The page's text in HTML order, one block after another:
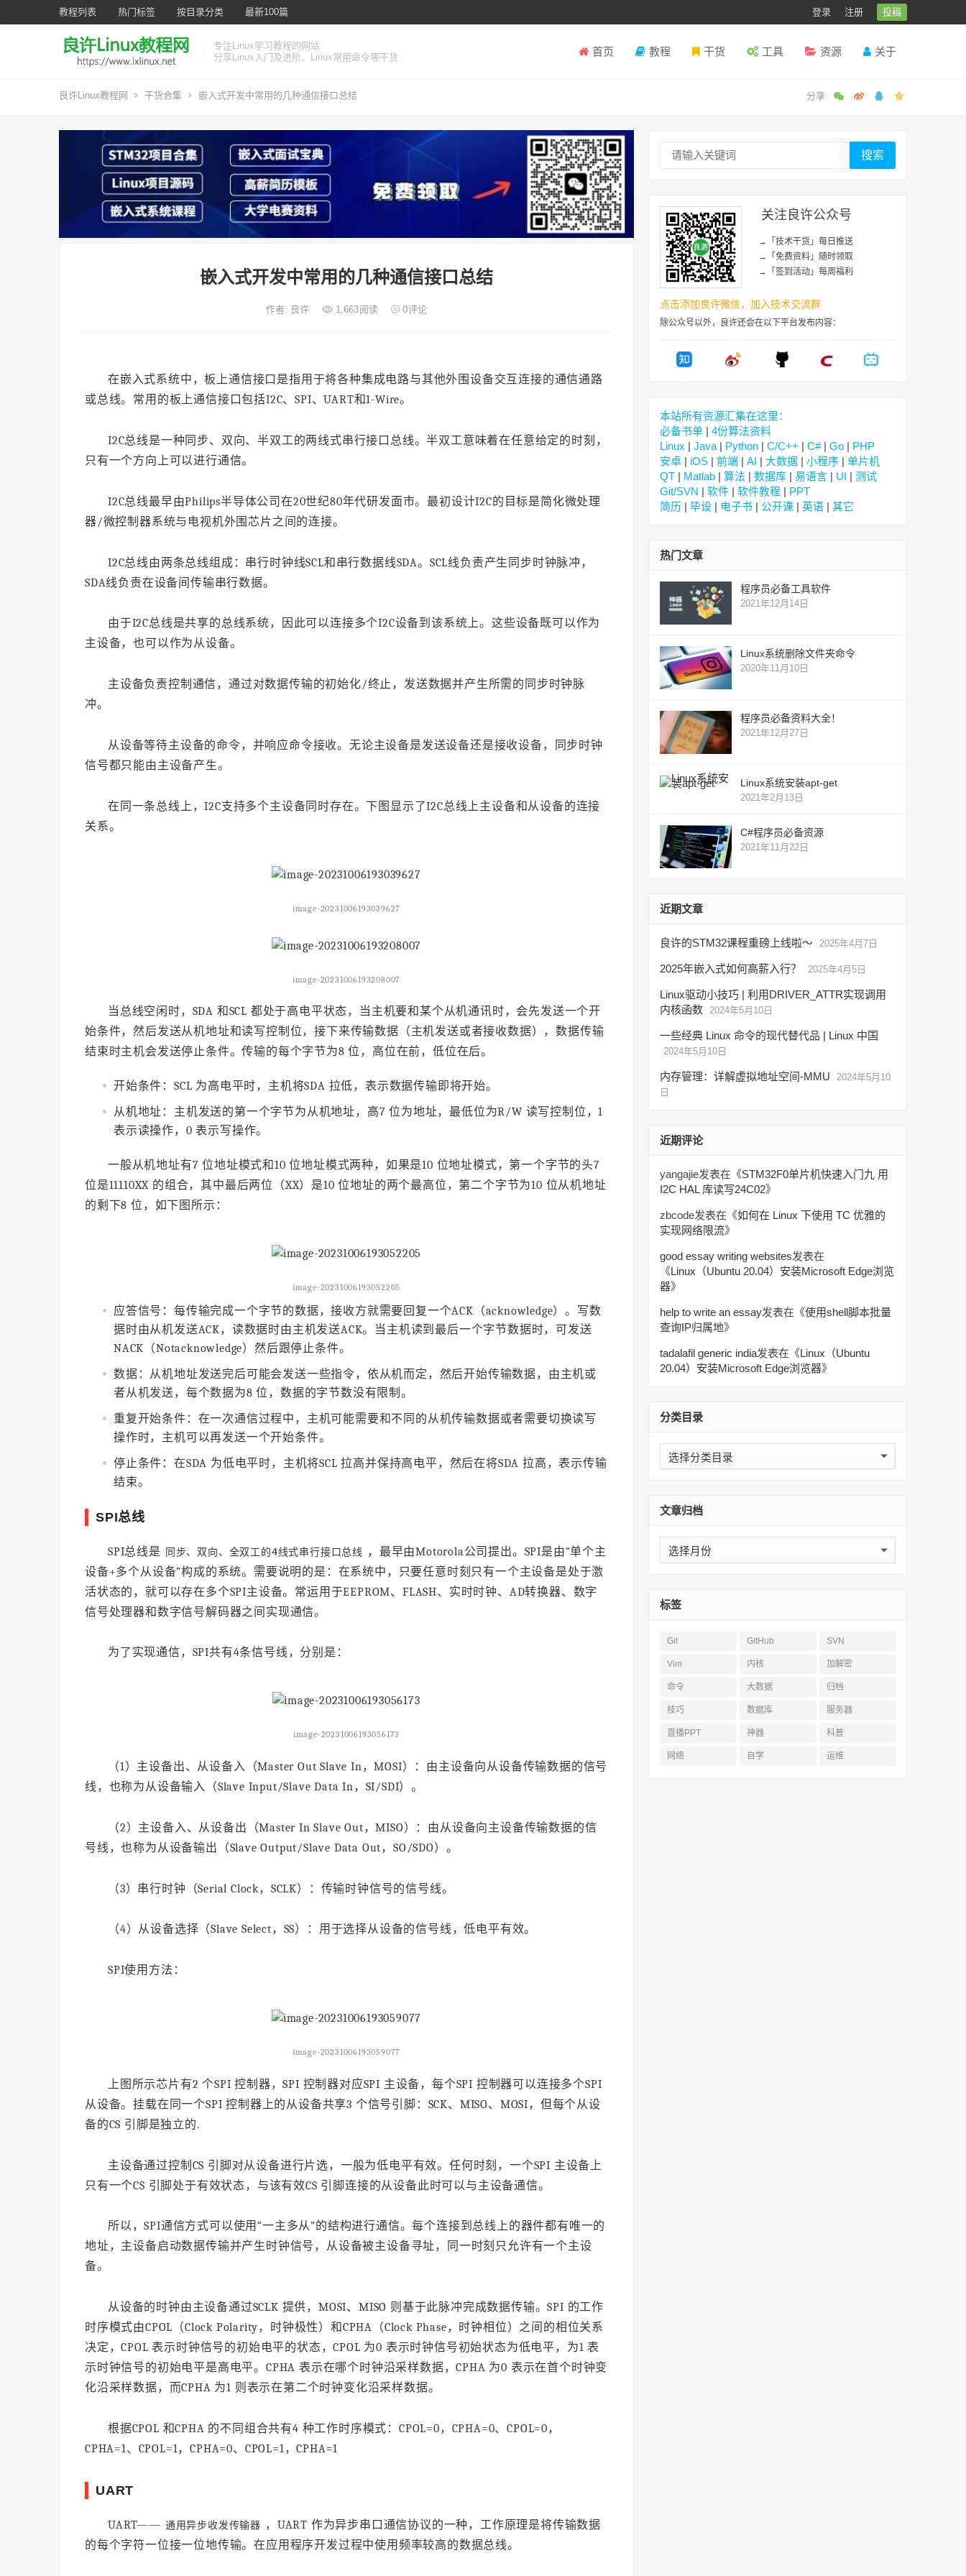
教程列表 热门标签 按目录分类 最新100篇 登录 注册 投稿
专注Linux学习教程的网站
分享Linux入门及进阶、Linux常用命令等干货
首页 教程 干货 工具 资源 关于
良许Linux教程网 干货合集 嵌入式开发中常用的几种通信接口总结
嵌入式开发中常用的几种通信接口总结
作者: 良许 1,663阅读 0评论
在嵌入式系统中，板上通信接口是指用于将各种集成电路与其他外围设备交互连接的通信通路
或总线。常用的板上通信接口包括I2C、SPI、UART和1-Wire。
I2C总线是一种同步、双向、半双工的两线式串行接口总线。半双工意味着在任意给定的时刻，
只有一个方向上可以进行通信。
I2C总线最早由Philips半导体公司在20世纪80年代研发面市。最初设计I2C的目标是简化微处理
器/微控制器系统与电视机外围芯片之间的连接。
I2C总线由两条总线组成：串行时钟线SCL和串行数据线SDA。SCL线负责产生同步时钟脉冲，
SDA线负责在设备间传输串行数据。
由于I2C总线是共享的总线系统，因此可以连接多个I2C设备到该系统上。这些设备既可以作为
主设备，也可以作为从设备。
主设备负责控制通信，通过对数据传输的初始化/终止，发送数据并产生所需的同步时钟脉
冲。
从设备等待主设备的命令，并响应命令接收。无论主设备是发送设备还是接收设备，同步时钟
信号都只能由主设备产生。
在同一条总线上，I2C支持多个主设备同时存在。下图显示了I2C总线上主设备和从设备的连接
关系。
image-20231006193039627
image-20231006193208007
当总线空闲时，SDA 和SCL 都处于高电平状态，当主机要和某个从机通讯时，会先发送一个开
始条件，然后发送从机地址和读写控制位，接下来传输数据（主机发送或者接收数据），数据传输
结束时主机会发送停止条件。传输的每个字节为8 位，高位在前，低位在后。
开始条件：SCL 为高电平时，主机将SDA 拉低，表示数据传输即将开始。
从机地址：主机发送的第一个字节为从机地址，高7 位为地址，最低位为R/W 读写控制位，1
表示读操作，0 表示写操作。
一般从机地址有7 位地址模式和10 位地址模式两种，如果是10 位地址模式，第一个字节的头7
位是11110XX 的组合，其中最后两位（XX）是10 位地址的两个最高位，第二个字节为10 位从机地址
的剩下8 位，如下图所示：
image-20231006193052205
应答信号：每传输完成一个字节的数据，接收方就需要回复一个ACK（acknowledge）。写数
据时由从机发送ACK，读数据时由主机发送ACK。当主机读到最后一个字节数据时，可发送
NACK（Notacknowledge）然后跟停止条件。
数据：从机地址发送完后可能会发送一些指令，依从机而定，然后开始传输数据，由主机或
者从机发送，每个数据为8 位，数据的字节数没有限制。
重复开始条件：在一次通信过程中，主机可能需要和不同的从机传输数据或者需要切换读写
操作时，主机可以再发送一个开始条件。
停止条件：在SDA 为低电平时，主机将SCL 拉高并保持高电平，然后在将SDA 拉高，表示传输
结束。
SPI总线
SPI总线是 同步、双向、全双工的4线式串行接口总线
，最早由Motorola公司提出。SPI是由“单个主
设备+多个从设备”构成的系统。需要说明的是：在系统中，只要任意时刻只有一个主设备是处于激
活状态的，就可以存在多个SPI主设备。常运用于EEPROM、FLASH、实时时钟、AD转换器、数字
信号处理器和数字信号解码器之间实现通信。
为了实现通信，SPI共有4条信号线，分别是：
image-20231006193056173
（1）主设备出、从设备入（Master Out Slave In，MOSI）：由主设备向从设备传输数据的信号
线，也称为从设备输入（Slave Input/Slave Data In，SI/SDI）。
（2）主设备入、从设备出（Master In Slave Out，MISO）：由从设备向主设备传输数据的信
号线，也称为从设备输出（Slave Output/Slave Data Out，SO/SDO）。
（3）串行时钟（Serial Clock，SCLK）：传输时钟信号的信号线。
（4）从设备选择（Slave Select，SS）：用于选择从设备的信号线，低电平有效。
SPI使用方法：
image-20231006193059077
上图所示芯片有2 个SPI 控制器，SPI 控制器对应SPI 主设备，每个SPI 控制器可以连接多个SPI
从设备。挂载在同一个SPI 控制器上的从设备共享3 个信号引脚：SCK、MISO、MOSI，但每个从设
备的CS 引脚是独立的.
主设备通过控制CS 引脚对从设备进行片选，一般为低电平有效。任何时刻，一个SPI 主设备上
只有一个CS 引脚处于有效状态，与该有效CS 引脚连接的从设备此时可以与主设备通信。
所以，SPI通信方式可以使用“一主多从”的结构进行通信。每个连接到总线上的器件都有唯一的
地址，主设备启动数据传输并产生时钟信号，从设备被主设备寻址，同一时刻只允许有一个主设
备。
从设备的时钟由主设备通过SCLK 提供，MOSI、MISO 则基于此脉冲完成数据传输。SPI 的工作
时序模式由CPOL（Clock Polarity，时钟极性）和CPHA（Clock Phase，时钟相位）之间的相位关系
决定，CPOL 表示时钟信号的初始电平的状态，CPOL 为0 表示时钟信号初始状态为低电平，为1 表
示时钟信号的初始电平是高电平。CPHA 表示在哪个时钟沿采样数据，CPHA 为0 表示在首个时钟变
化沿采样数据，而CPHA 为1 则表示在第二个时钟变化沿采样数据。
根据CPOL 和CPHA 的不同组合共有4 种工作时序模式：CPOL=0，CPHA=0、CPOL=0，
CPHA=1、CPOL=1，CPHA=0、CPOL=1，CPHA=1
UART
UART—— 通用异步收发传输器 ，UART 作为异步串口通信协议的一种，工作原理是将传输数据
的每个字符一位接一位地传输。在应用程序开发过程中使用频率较高的数据总线。
搜索
关注良许公众号
→「技术干货」每日推送
→「免费资料」随时领取
→「签到活动」每周福利
点击添加良许微信，加入技术交流群
除公众号以外，良许还会在以下平台发布内容：
本站所有资源汇集在这里：
必备书单 | 4份算法资料
Linux | Java | Python | C/C++ | C#| Go | PHP
安卓 | iOS | 前端 | AI | 大数据 | 小程序 | 单片机
QT | Matlab | 算法 | 数据库 | 易语言 | UI | 测试
Git/SVN | 软件 | 软件教程 | PPT
简历 | 毕设 | 电子书 | 公开课 | 英语 | 其它
热门文章
程序员必备工具软件
2021年12月14日
Linux系统删除文件夹命令
2020年11月10日
程序员必备资料大全！
2021年12月27日
Linux系统安装apt-get
2021年2月13日
C#程序员必备资源
2021年11月22日
近期文章
良许的STM32课程重磅上线啦～ 2025年4月7日
2025年嵌入式如何高薪入行？ 2025年4月5日
Linux驱动小技巧 | 利用DRIVER_ATTR实现调用
内核函数 2024年5月10日
一些经典 Linux 命令的现代替代品 | Linux 中国
2024年5月10日
内存管理：详解虚拟地址空间-MMU
2024年5月10
日
近期评论
yangajie发表在《STM32F0单片机快速入门九 用
I2C HAL 库读写24C02》
zbcode发表在《如何在 Linux 下使用 TC 优雅的
实现网络限流》
good essay writing websites发表在
《Linux（Ubuntu 20.04）安装Microsoft Edge浏览
器》
help to write an essay发表在《使用shell脚本批量
查询IP归属地》
tadalafil generic india发表在《Linux（Ubuntu
20.04）安装Microsoft Edge浏览器》
分类目录
分
类
文章归档
文
章
标签
Git GitHub SVN
Vim 内核 加解密
命令 大数据 归档
技巧 数据库 服务器
直播PPT 神器 科普
网络 自学 运维